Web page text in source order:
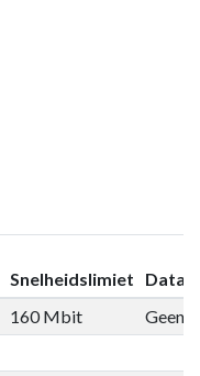
Snelheidslimiet
160 Mbit Geen